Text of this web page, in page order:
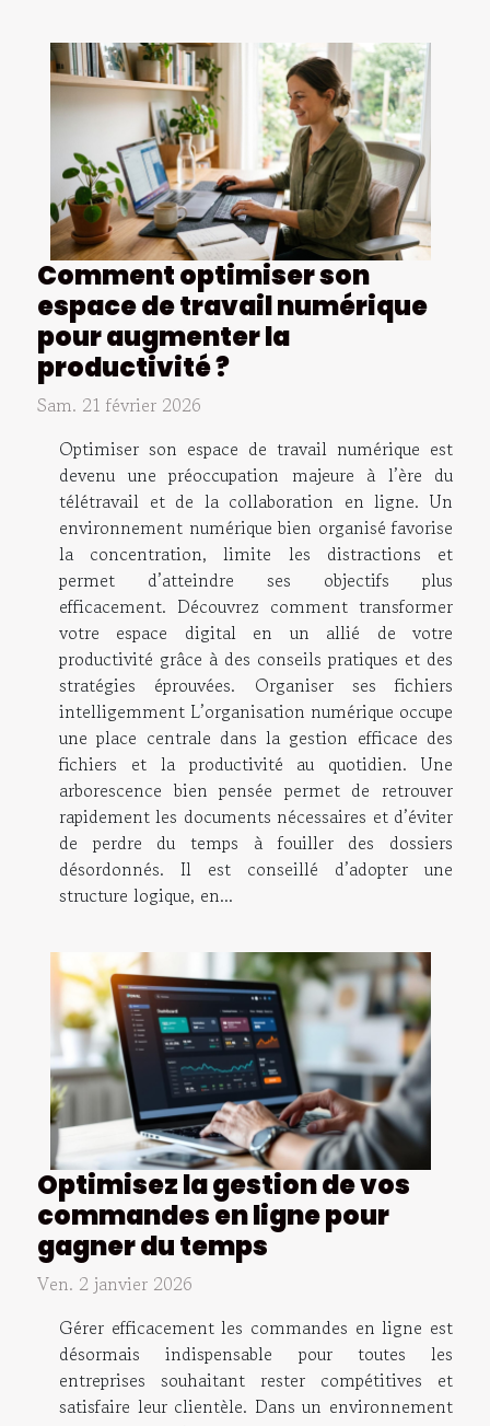
Comment optimiser son
espace de travail numérique
pour augmenter la
productivité ?
Sam. 21 février 2026
Optimiser son espace de travail numérique est
devenu une préoccupation majeure à l’ère du
télétravail et de la collaboration en ligne. Un
environnement numérique bien organisé favorise
la concentration, limite les distractions et
permet d’atteindre ses objectifs plus
efficacement. Découvrez comment transformer
votre espace digital en un allié de votre
productivité grâce à des conseils pratiques et des
stratégies éprouvées. Organiser ses fichiers
intelligemment L’organisation numérique occupe
une place centrale dans la gestion efficace des
fichiers et la productivité au quotidien. Une
arborescence bien pensée permet de retrouver
rapidement les documents nécessaires et d’éviter
de perdre du temps à fouiller des dossiers
désordonnés. Il est conseillé d’adopter une
structure logique, en...
Optimisez la gestion de vos
commandes en ligne pour
gagner du temps
Ven. 2 janvier 2026
Gérer efficacement les commandes en ligne est
désormais indispensable pour toutes les
entreprises souhaitant rester compétitives et
satisfaire leur clientèle. Dans un environnement